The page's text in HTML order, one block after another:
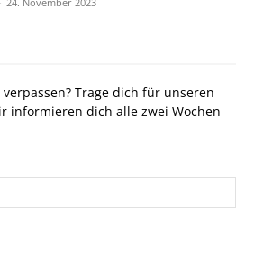
Trage dich für unseren
informieren dich alle zwei Wochen